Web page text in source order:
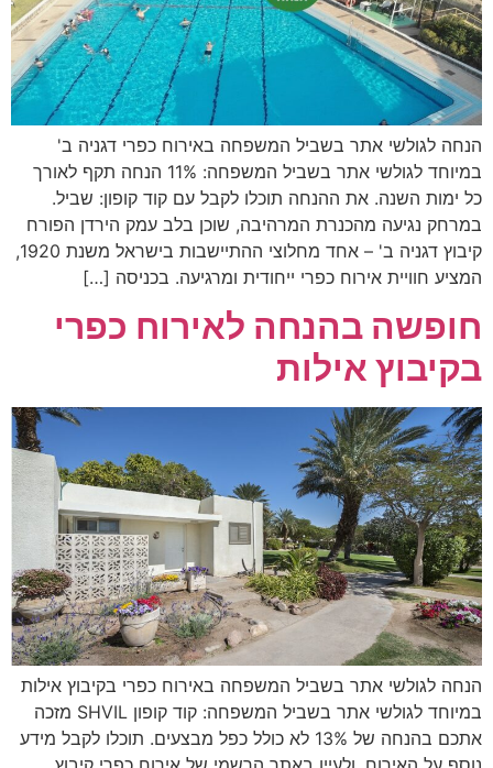
הנחה לגולשי אתר בשביל המשפחה באירוח כפרי דגניה ב'
במיוחד לגולשי אתר בשביל המשפחה: 11% הנחה תקף לאורך
כל ימות השנה. את ההנחה תוכלו לקבל עם קוד קופון: שביל.
במרחק נגיעה מהכנרת המרהיבה, שוכן בלב עמק הירדן הפורח
קיבוץ דגניה ב' – אחד מחלוצי ההתיישבות בישראל משנת 1920,
המציע חוויית אירוח כפרי ייחודית ומרגיעה. בכניסה […]
חופשה בהנחה לאירוח כפרי
בקיבוץ אילות
הנחה לגולשי אתר בשביל המשפחה באירוח כפרי בקיבוץ אילות
במיוחד לגולשי אתר בשביל המשפחה: קוד קופון SHVIL מזכה
אתכם בהנחה של 13% לא כולל כפל מבצעים. תוכלו לקבל מידע